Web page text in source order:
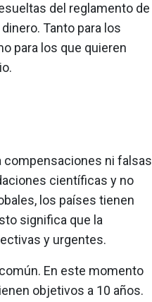
del reglamento de
Tanto para los
para los que quieren
compensaciones ni falsas
científicas y no
los países tienen
significa que la
y urgentes.
En este momento
objetivos a 10 años.